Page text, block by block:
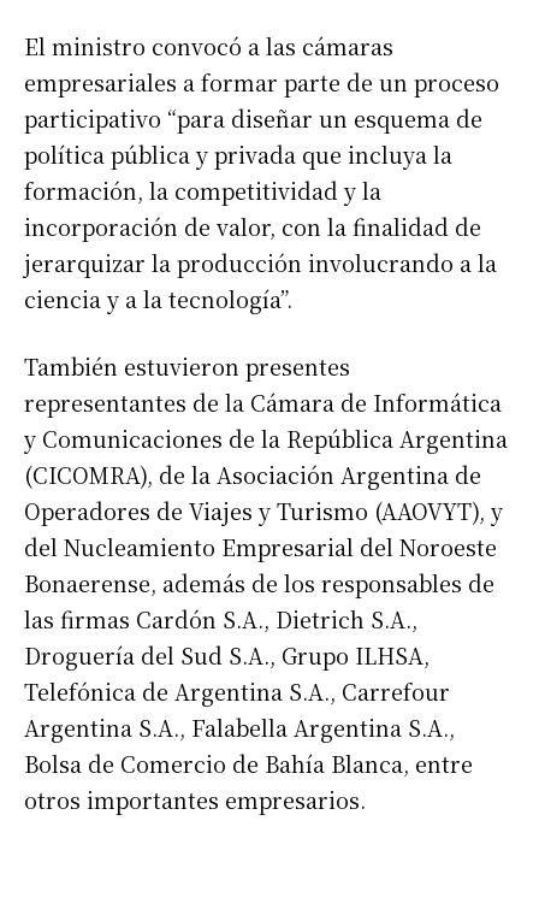
El ministro convocó a las cámaras
empresariales a formar parte de un proceso
participativo “para diseñar un esquema de
política pública y privada que incluya la
formación, la competitividad y la
incorporación de valor, con la finalidad de
jerarquizar la producción involucrando a la
ciencia y a la tecnología”.
También estuvieron presentes
representantes de la Cámara de Informática
y Comunicaciones de la República Argentina
(CICOMRA), de la Asociación Argentina de
Operadores de Viajes y Turismo (AAOVYT), y
del Nucleamiento Empresarial del Noroeste
Bonaerense, además de los responsables de
las firmas Cardón S.A., Dietrich S.A.,
Droguería del Sud S.A., Grupo ILHSA,
Telefónica de Argentina S.A., Carrefour
Argentina S.A., Falabella Argentina S.A.,
Bolsa de Comercio de Bahía Blanca, entre
otros importantes empresarios.